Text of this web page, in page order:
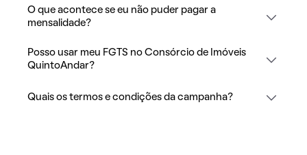
O que acontece se eu não puder pagar a
mensalidade?
Posso usar meu FGTS no Consórcio de Imóveis
QuintoAndar?
Quais os termos e condições da campanha?